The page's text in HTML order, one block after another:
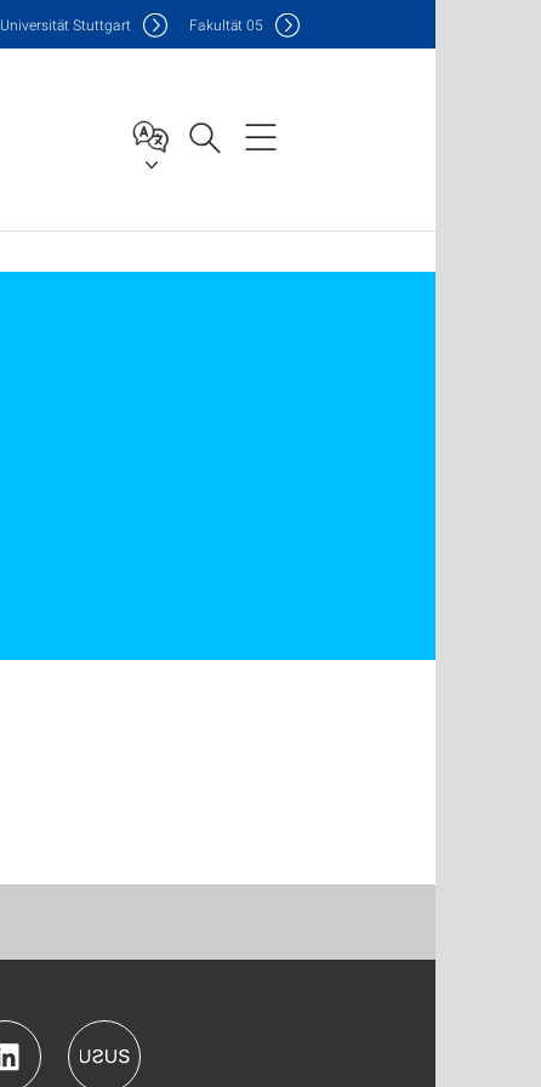
Universität Stuttgart Fakultät05